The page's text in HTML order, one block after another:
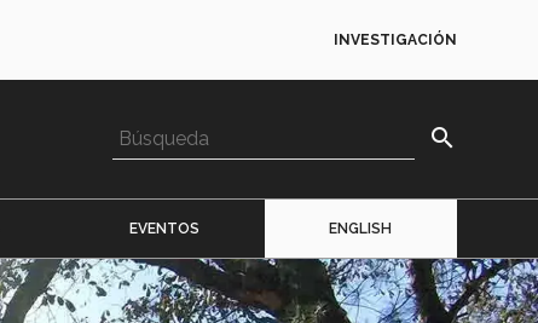
INVESTIGACIÓN
search
EVENTOS ENGLISH